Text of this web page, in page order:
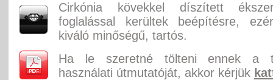
Cirkónia kövekkel díszített
foglalással kerültek beépítésre,
kiváló minőségű, tartós.
Ha le szeretné tölteni ennek a
használati útmutatóját, akkor kérjük